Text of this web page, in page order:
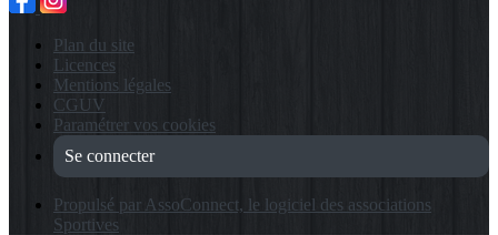
Plan du site
Licences
Mentions légales
CGUV
Paramétrer vos cookies
Se connecter
Propulsé par AssoConnect, le logiciel des associations
Sportives